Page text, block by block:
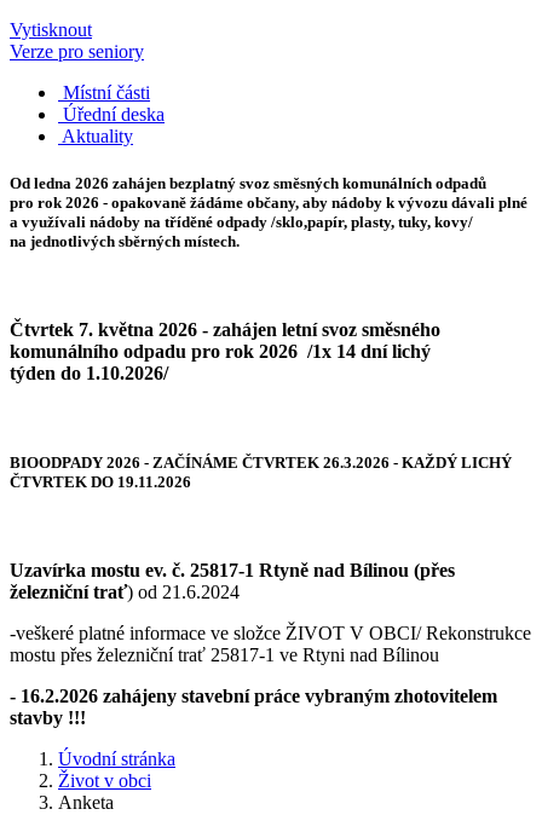
Vytisknout
Verze pro seniory
Místní části
Úřední deska
Aktuality
Od ledna 2026 zahájen bezplatný svoz směsných komunálních odpadů
pro rok 2026 - opakovaně žádáme občany, aby nádoby k vývozu dávali plné
a využívali nádoby na tříděné odpady /sklo,papír, plasty, tuky, kovy/
na jednotlivých sběrných místech.
Čtvrtek 7. května 2026 - zahájen letní svoz směsného
komunálního odpadu pro rok 2026 /1x 14 dní lichý
týden do 1.10.2026/
BIOODPADY 2026 - ZAČÍNÁME ČTVRTEK 26.3.2026 - KAŽDÝ LICHÝ
ČTVRTEK DO 19.11.2026
Uzavírka mostu ev. č. 25817-1 Rtyně nad Bílinou (přes
železniční trať) od 21.6.2024
-veškeré platné informace ve složce ŽIVOT V OBCI/ Rekonstrukce
mostu přes železniční trať 25817-1 ve Rtyni nad Bílinou
- 16.2.2026 zahájeny stavební práce vybraným zhotovitelem
stavby !!!
Úvodní stránka
Život v obci
Anketa